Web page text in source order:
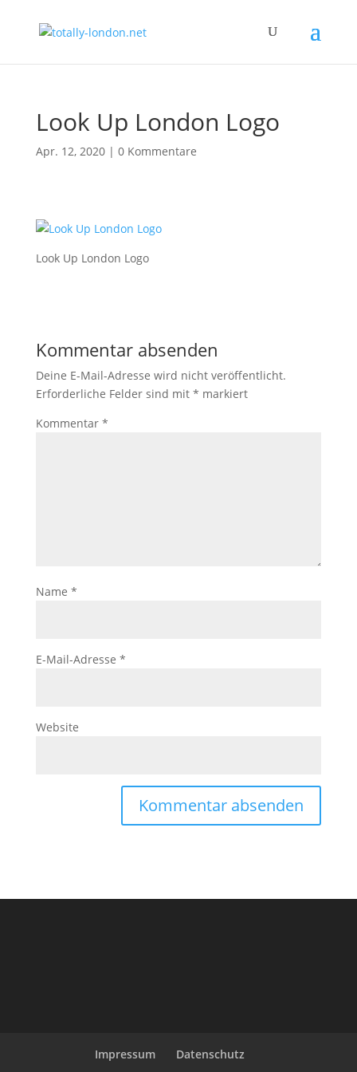
Look Up London Logo
Apr. 12, 2020| 0 Kommentare
Look Up London Logo
Kommentar absenden
Deine E-Mail-Adresse wird nicht veröffentlicht.
Erforderliche Felder sind mit * markiert
Kommentar *
Name *
E-Mail-Adresse *
Website
Impressum Datenschutz